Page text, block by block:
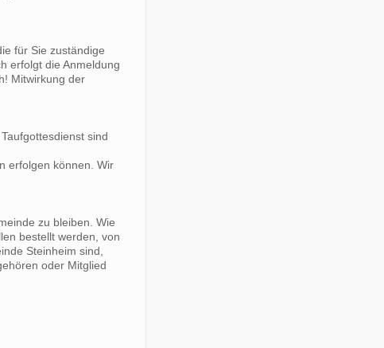
für Sie zuständige
erfolgt die Anmeldung
Mitwirkung der
sind
erfolgen können. Wir
zu bleiben. Wie
bestellt werden, von
Steinheim sind,
oder Mitglied